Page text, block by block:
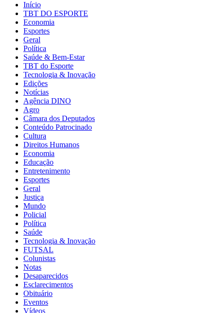
Início
TBT DO ESPORTE
Economia
Esportes
Geral
Política
Saúde & Bem-Estar
TBT do Esporte
Tecnologia & Inovação
Edições
Notícias
Agência DINO
Agro
Câmara dos Deputados
Conteúdo Patrocinado
Cultura
Direitos Humanos
Economia
Educação
Entretenimento
Esportes
Geral
Justiça
Mundo
Policial
Política
Saúde
Tecnologia & Inovação
FUTSAL
Colunistas
Notas
Desaparecidos
Esclarecimentos
Obituário
Eventos
Vídeos